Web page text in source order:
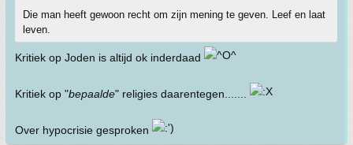
Die man heeft gewoon recht om zijn mening te geven. Leef en laat
leven.
Kritiek op Joden is altijd ok inderdaad
Kritiek op "bepaalde" religies daarentegen.......
Over hypocrisie gesproken